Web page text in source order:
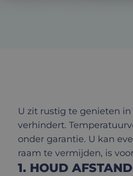
U zit rustig te genieten
verhindert.
onder garantie. U kan
raam te vermijden, is
1. HOUD